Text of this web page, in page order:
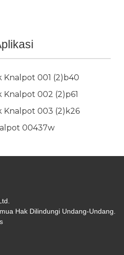
Hak Dilindungi Undang-Undang.